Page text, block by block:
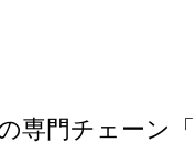
専門チェーン「